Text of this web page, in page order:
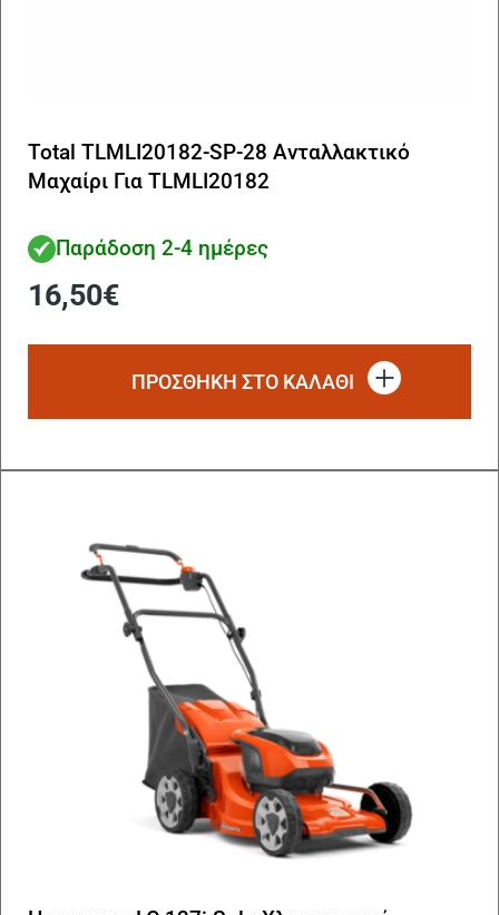
Total TLMLI20182-SP-28 Ανταλλακτικό
Μαχαίρι Για TLMLI20182
Παράδοση 2-4 ημέρες
16,50€
ΠΡΟΣΘΗΚΗ ΣΤΟ ΚΑΛΑΘΙ